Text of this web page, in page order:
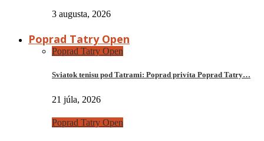
3 augusta, 2026
Poprad Tatry Open
Poprad Tatry Open
Sviatok tenisu pod Tatrami: Poprad privíta Poprad Tatry…
21 júla, 2026
Poprad Tatry Open